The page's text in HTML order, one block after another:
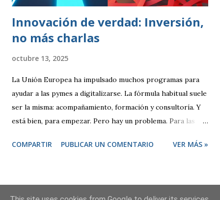
Innovación de verdad: Inversión,
no más charlas
octubre 13, 2025
La Unión Europea ha impulsado muchos programas para
ayudar a las pymes a digitalizarse. La fórmula habitual suele
ser la misma: acompañamiento, formación y consultoría. Y
está bien, para empezar. Pero hay un problema. Para las
proyectos en marcha y una clara apuesta por la innovación,
COMPARTIR PUBLICAR UN COMENTARIO VER MÁS »